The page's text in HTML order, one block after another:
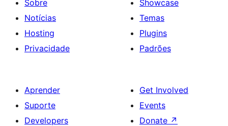
Sobre
Notícias
Hosting
Privacidade
Showcase
Temas
Plugins
Padrões
Aprender
Suporte
Developers
Get Involved
Events
Donate ↗